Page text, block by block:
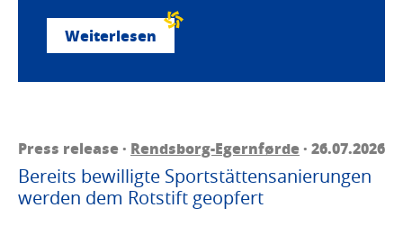
Weiterlesen
Press release · Rendsborg-Egernførde· 26.07.2026
Bereits bewilligte Sportstättensanierungen
werden dem Rotstift geopfert